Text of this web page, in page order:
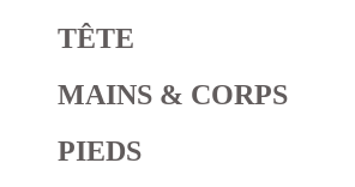
TÊTE
MAINS & CORPS
PIEDS